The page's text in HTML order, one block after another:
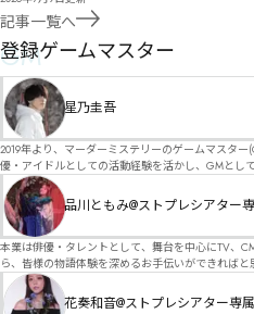
記事一覧へ
GM
登録ゲームマスター
星乃圭吾
2019年より、マーダーミステリーのゲームマスター(GM)
優・アイドルとしての活動経験を活かし、GMとし
ら、お客様に物語の世界へ入り込んでいただくような
身でも作品制作を行っているので、作家さんが作
品の魅力をお客様に届けられるような公演を心がけています。 参加してくださ
ディングを迎えるのか、どんな物語が生まれるの
に大好きです！ 対応可能作品は、オフライン（対面）作品のみとなります。 得意分野をひとつ挙げ
るなら恋愛もの（恋愛要素を含むシナリオ）です
ジャンルを問わず幅広く対応可能です！お任せください！ 《所属団体・店舗》 ★
ビリズマ- (代表・制作・GM) ★ ストーリープレイングシアター (GM) ★ フィネガンズ ウェイク
品川ともみ@ストプレシアター
本業は俳優・タレントとして、舞台を中心にTV、CMなどに出演
ら、皆様の物語体験を深めるお手伝いができればと思っています。 https://
s=11 活動内容はSNSにて投稿しています。 SPT所属。 ストーリープレイングシアター「星詠みの
標」にてGMデビュー。 ボードゲーム×体感型演劇
花奏和音@ストプレシアター専